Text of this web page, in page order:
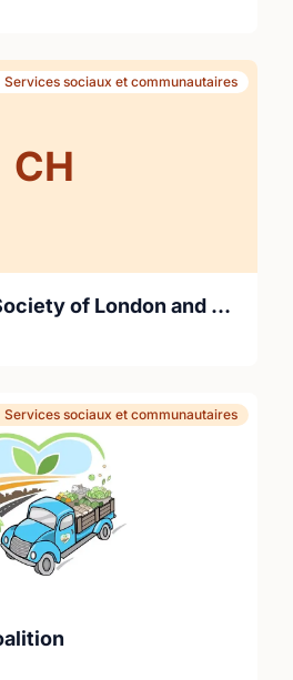
CH
Services sociaux et communautaires
Children's Aid Society of London and Middlesex
Services sociaux et communautaires